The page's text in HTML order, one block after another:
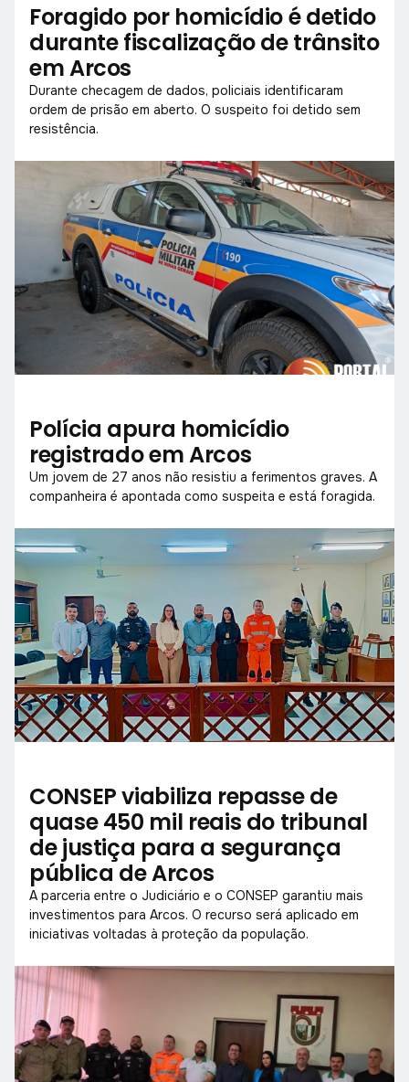
Foragido por homicídio é detido
durante fiscalização de trânsito
em Arcos
Durante checagem de dados, policiais identificaram
ordem de prisão em aberto. O suspeito foi detido sem
resistência.
Polícia apura homicídio
registrado em Arcos
Um jovem de 27 anos não resistiu a ferimentos graves. A
companheira é apontada como suspeita e está foragida.
CONSEP viabiliza repasse de
quase 450 mil reais do tribunal
de justiça para a segurança
pública de Arcos
A parceria entre o Judiciário e o CONSEP garantiu mais
investimentos para Arcos. O recurso será aplicado em
iniciativas voltadas à proteção da população.